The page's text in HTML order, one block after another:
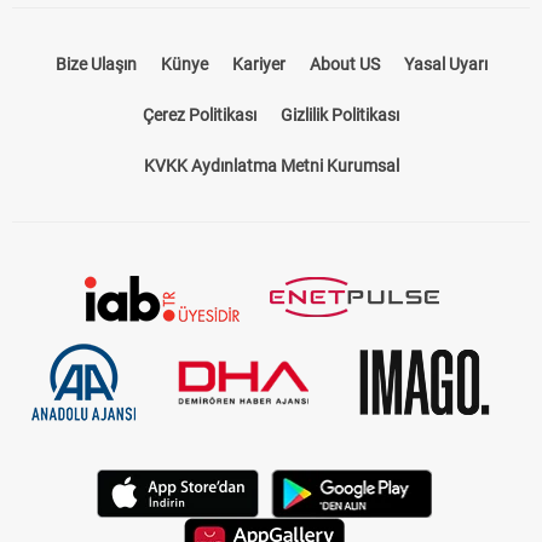
Bize Ulaşın Künye Kariyer About US Yasal Uyarı
Çerez Politikası Gizlilik Politikası
KVKK Aydınlatma Metni Kurumsal